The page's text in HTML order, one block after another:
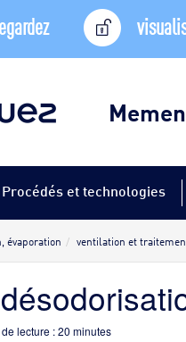
Procédés et technologies
évaporation ventilation et
lecture :20 minutes